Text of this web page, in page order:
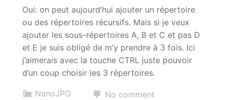
Oui: on peut aujourd’hui ajouter un répertoire
ou des répertoires récursifs. Mais si je veux
ajouter les sous-répertoires A, B et C et pas D
et E je suis obligé de m’y prendre à 3 fois. Ici
j’aimerais avec la touche CTRL juste pouvoir
d’un coup choisir les 3 répertoires.
NanoJPG No comment